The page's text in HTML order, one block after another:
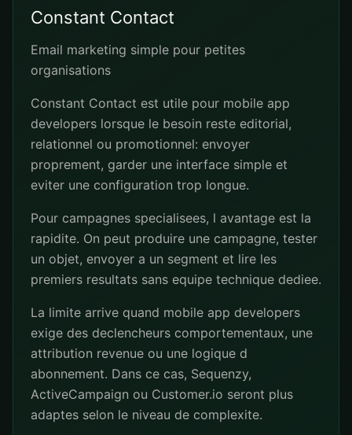
Constant Contact
Email marketing simple pour petites
organisations
Constant Contact est utile pour mobile app
developers lorsque le besoin reste editorial,
relationnel ou promotionnel: envoyer
proprement, garder une interface simple et
eviter une configuration trop longue.
Pour campagnes specialisees, l avantage est la
rapidite. On peut produire une campagne, tester
un objet, envoyer a un segment et lire les
premiers resultats sans equipe technique dediee.
La limite arrive quand mobile app developers
exige des declencheurs comportementaux, une
attribution revenue ou une logique d
abonnement. Dans ce cas, Sequenzy,
ActiveCampaign ou Customer.io seront plus
adaptes selon le niveau de complexite.